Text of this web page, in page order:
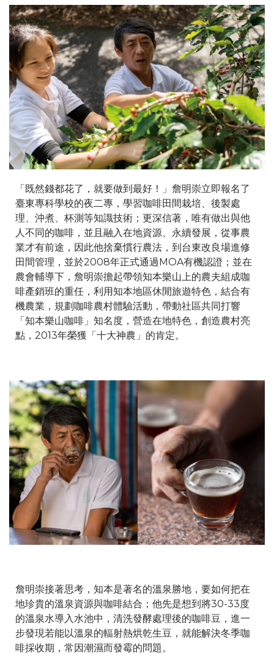
「既然錢都花了，就要做到最好！」詹明崇立即報名了
臺東專科學校的夜二專，學習咖啡田間栽培、後製處
理、沖煮、杯測等知識技術；更深信著，唯有做出與他
人不同的咖啡，並且融入在地資源、永續發展，從事農
業才有前途，因此他捨棄慣行農法，到台東改良場進修
田間管理，並於2008年正式通過MOA有機認證；並在
農會輔導下，詹明崇擔起帶領知本樂山上的農夫組成咖
啡產銷班的重任，利用知本地區休閒旅遊特色，結合有
機農業，規劃咖啡農村體驗活動，帶動社區共同打響
「知本樂山咖啡」知名度，營造在地特色，創造農村亮
點，2013年榮獲「十大神農」的肯定。
詹明崇接著思考，知本是著名的溫泉勝地，要如何把在
地珍貴的溫泉資源與咖啡結合；他先是想到將30-33度
的溫泉水導入水池中，清洗發酵處理後的咖啡豆，進一
步發現若能以溫泉的輻射熱烘乾生豆，就能解決冬季咖
啡採收期，常因潮濕而發霉的問題。